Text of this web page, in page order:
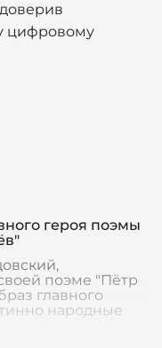
цифровому
героя поэмы
поэме "Пётр
главного
народные